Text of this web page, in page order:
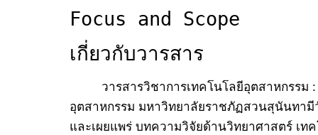
Focus and Scope
เกี่ยวกับวารสาร
วารสารวิชาการเทคโนโลยีอุตสาหกรรม :
อุตสาหกรรม มหาวิทยาลัยราชภัฏสวนสุนันทามี
และเผยแพร่ บทความวิจัยด้านวิทยาศาสตร์ เท